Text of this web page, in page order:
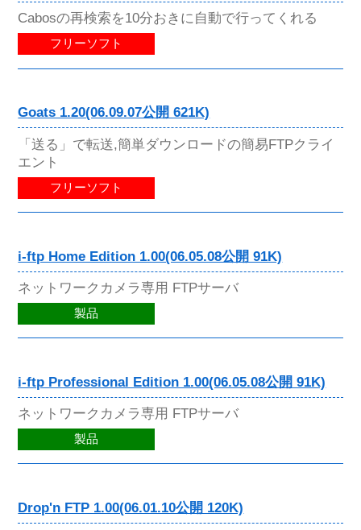
Cabosの再検索を10分おきに自動で行ってくれる
フリーソフト
Goats 1.20(06.09.07公開 621K)
「送る」で転送,簡単ダウンロードの簡易FTPクライ
エント
フリーソフト
i-ftp Home Edition 1.00(06.05.08公開 91K)
ネットワークカメラ専用 FTPサーバ
製品
i-ftp Professional Edition 1.00(06.05.08公開 91K)
ネットワークカメラ専用 FTPサーバ
製品
Drop'n FTP 1.00(06.01.10公開 120K)